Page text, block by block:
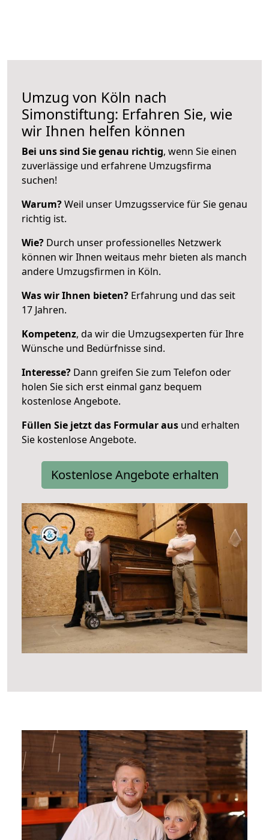
Umzug von Köln nach
Simonstiftung: Erfahren Sie, wie
wir Ihnen helfen können
Bei uns sind Sie genau richtig, wenn Sie einen
zuverlässige und erfahrene Umzugsfirma
suchen!
Warum?Weil unser Umzugsservice für Sie genau
richtig ist.
Wie? Durch unser professionelles Netzwerk
können wir Ihnen weitaus mehr bieten als manch
andere Umzugsfirmen in Köln.
Was wir Ihnen bieten? Erfahrung und das seit
17 Jahren.
Kompetenz, da wir die Umzugsexperten für Ihre
Wünsche und Bedürfnisse sind.
Interesse? Dann greifen Sie zum Telefon oder
holen Sie sich erst einmal ganz bequem
kostenlose Angebote.
Füllen Sie jetzt das Formular aus und erhalten
Sie kostenlose Angebote.
Kostenlose Angebote erhalten